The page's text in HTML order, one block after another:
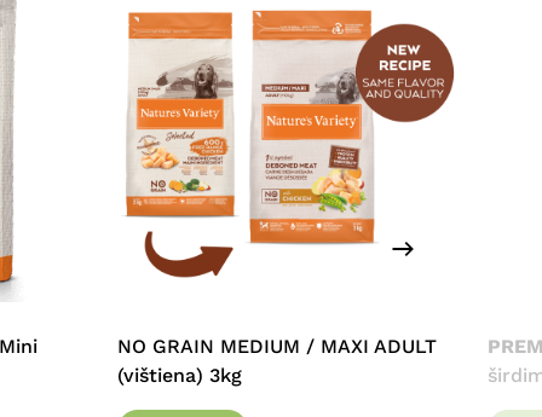
NO GRAIN MEDIUM / MAXI ADULT
(vištiena) 3kg